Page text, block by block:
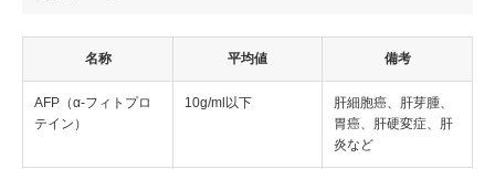
名称 平均値 備考
AFP（α-フィトプロ
テイン）
10g/ml以下
肝細胞癌、肝芽腫、
胃癌、肝硬変症、肝
炎など